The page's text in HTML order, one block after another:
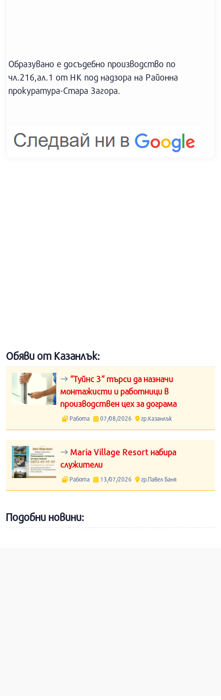
Образувано е досъдебно производство по
чл.216,ал.1 от НК под надзора на Районна
прокуратура-Стара Загора.
Обяви от Казанлък:
“Туйнс 3“ търси да назначи
монтажисти и работници в
производствен цех за дограма
Работа 07/08/2026 гр.Казанлък
Maria Village Resort набира
служители
Работа 13/07/2026 гр.Павел Баня
Подобни новини: